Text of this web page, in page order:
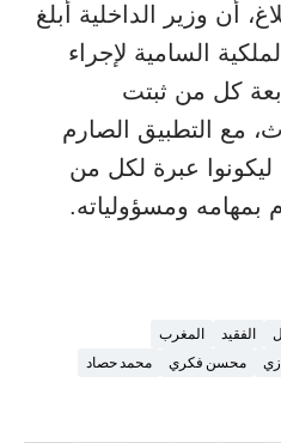
الداخلية أبلغ
لإجراء
ثبتت
الصارم
لكل من
محمد حصاد